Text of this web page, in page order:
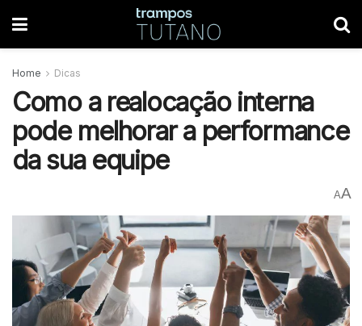
Home Dicas
Como a realocação interna
pode melhorar a performance
da sua equipe
AA